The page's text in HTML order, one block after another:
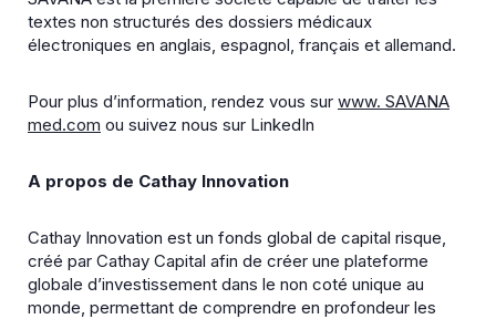
textes non structurés des dossiers médicaux
électroniques en anglais, espagnol, français et allemand.
Pour plus d’information, rendez vous sur www. SAVANA
med.com ou suivez nous sur LinkedIn
A propos de Cathay Innovation
Cathay Innovation est un fonds global de capital risque,
créé par Cathay Capital afin de créer une plateforme
globale d’investissement dans le non coté unique au
monde, permettant de comprendre en profondeur les